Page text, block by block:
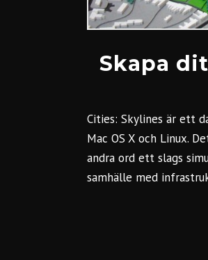
Skapa
Cities: Skylines är ett
Mac OS X och Linux.
andra ord ett slags
samhälle med